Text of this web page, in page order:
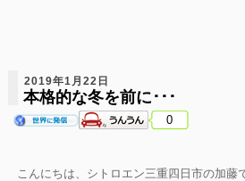
2019年1月22日
本格的な冬を前に･･･
0
こんにちは、シトロエン三重四日市の加藤